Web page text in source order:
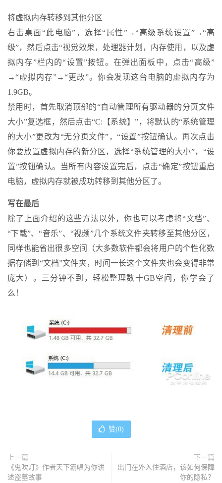
将虚拟内存转移到其他分区
右击桌面“此电脑”，选择“属性”→“高级系统设置”→“高
级”，然后点击“视觉效果，处理器计划，内存使用，以及虚
拟内存”栏内的“设置”按钮。在弹出面板中，点击“高级”
→“虚拟内存”→“更改”。你会发现这台电脑的虚拟内存为
1.9GB。
禁用时，首先取消顶部的“自动管理所有驱动器的分页文件
大小”复选框，然后点击“C:【系统】”，将默认的“系统管理
的大小”更改为“无分页文件”，“设置”按钮确认。再次点击
你要放置虚拟内存的新分区，选择“系统管理的大小”，“设
置”按钮确认。当所有内容设置完后，点击“确定”按钮重启
电脑，虚拟内存就被成功转移到其他分区了。
写在最后
除了上面介绍的这些方法以外，你也可以考虑将“文档”、
“下载”、“音乐”、“视频”几个系统文件夹转移至其他分区，
同样也能省出很多空间（大多数软件都会将用户的个性化数
据存储到“文档”文件夹，时间一长这个文件夹也会变得非常
庞大）。三分钟不到，轻松整理数十GB空间，你学会了
么！
赞(0)
上一篇
《鬼吹灯》作者天下霸唱为你讲
述盗墓故事
下一篇
出门在外入住酒店，该如何保障
你的隐私？